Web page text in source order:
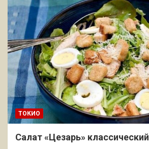
ТОКИО
Салат «Цезарь» классический